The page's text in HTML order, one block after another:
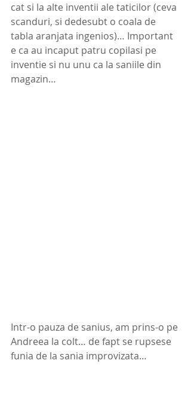
cat si la alte inventii ale taticilor (ceva
scanduri, si dedesubt o coala de
tabla aranjata ingenios)… Important
e ca au incaput patru copilasi pe
inventie si nu unu ca la saniile din
magazin…
Intr-o pauza de sanius, am prins-o pe
Andreea la colt… de fapt se rupsese
funia de la sania improvizata…